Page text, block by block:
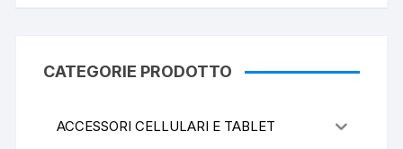
CATEGORIE PRODOTTO
ACCESSORI CELLULARI E TABLET